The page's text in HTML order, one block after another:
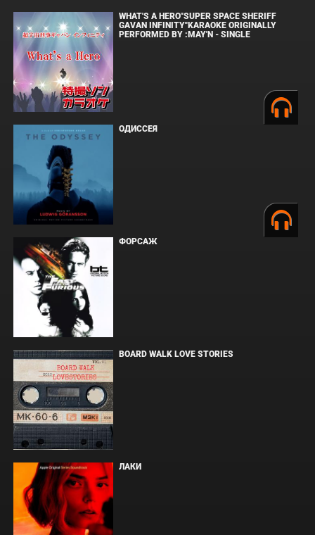
WHAT'S A HERO"SUPER SPACE SHERIFF
GAVAN INFINITY"KARAOKE ORIGINALLY
PERFORMED BY :MAY'N - SINGLE
ОДИССЕЯ
ФОРСАЖ
BOARD WALK LOVE STORIES
ЛАКИ